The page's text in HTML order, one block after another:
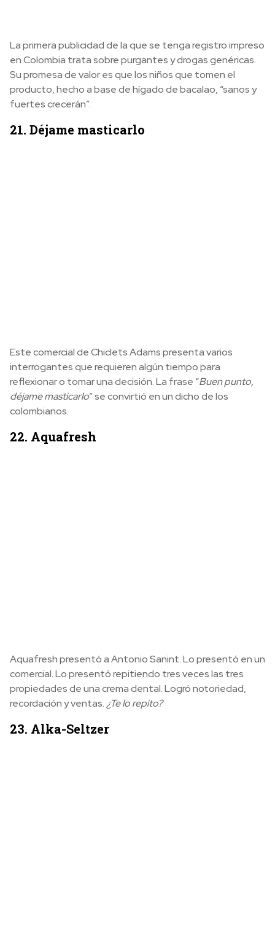
La primera publicidad de la que se tenga registro impreso
en Colombia trata sobre purgantes y drogas genéricas.
Su promesa de valor es que los niños que tomen el
producto, hecho a base de hígado de bacalao, “sanos y
fuertes crecerán”.
21. Déjame masticarlo
Este comercial de Chiclets Adams presenta varios
interrogantes que requieren algún tiempo para
reflexionar o tomar una decisión. La frase “Buen punto,
déjame masticarlo” se convirtió en un dicho de los
colombianos.
22. Aquafresh
Aquafresh presentó a Antonio Sanint. Lo presentó en un
comercial. Lo presentó repitiendo tres veces las tres
propiedades de una crema dental. Logró notoriedad,
recordación y ventas. ¿Te lo repito?
23. Alka-Seltzer